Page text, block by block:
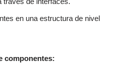
en una estructura de nivel
componentes: